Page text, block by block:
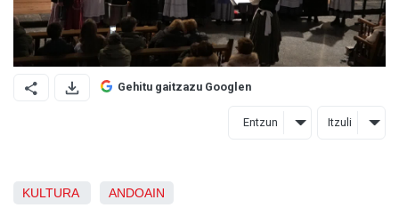
Gehitu gaitzazu Googlen
Entzun Itzuli
KULTURA ANDOAIN